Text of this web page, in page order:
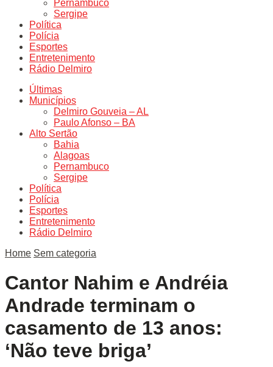
Pernambuco
Sergipe
Política
Polícia
Esportes
Entretenimento
Rádio Delmiro
Últimas
Municípios
Delmiro Gouveia – AL
Paulo Afonso – BA
Alto Sertão
Bahia
Alagoas
Pernambuco
Sergipe
Política
Polícia
Esportes
Entretenimento
Rádio Delmiro
Home Sem categoria
Cantor Nahim e Andréia
Andrade terminam o
casamento de 13 anos:
‘Não teve briga’